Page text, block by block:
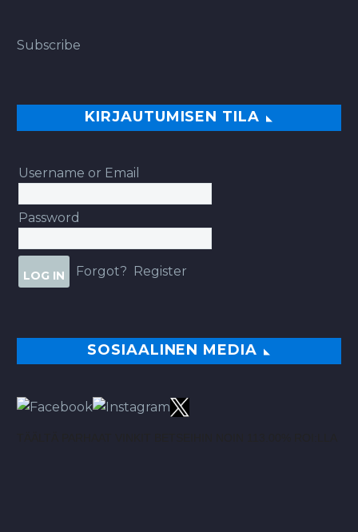
Subscribe
KIRJAUTUMISEN TILA
Username or Email
Password
Forgot? Register
SOSIAALINEN MEDIA